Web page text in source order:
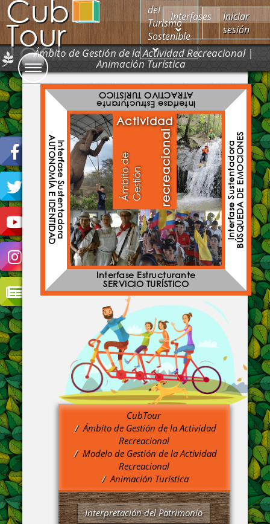
Cub
Tour
del
Turismo
Sostenible
Interfases
Iniciar
sesión
Ámbito de Gestión de la Actividad Recreacional |
Animación Turística
Á
m
b
i
to
d
e
G
e
s
t
i
ón
Actividad
recreacional
Interfase Estructurante
ATRACTIVO TURÍSTICO
Interfase Estructurante
SERVICIO TURÍSTICO
Interfase Sustentadora
AUTONOMÍA E IDENTIDAD Interfase SustentadoraBÚSQUEDA DE EMOCIONES
CubTour
Ámbito de Gestión de la Actividad
Recreacional
Modelo de Gestión de la Actividad
Recreacional
Animación Turística
Interpretación del Patrimonio